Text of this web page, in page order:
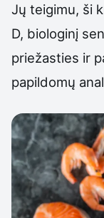
Jų teigimu, ši
D, biologinį
priežasties ir
papildomų